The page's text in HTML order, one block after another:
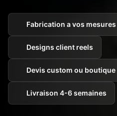
Fabrication a vos mesures
Designs client reels
Devis custom ou boutique
Livraison 4-6 semaines